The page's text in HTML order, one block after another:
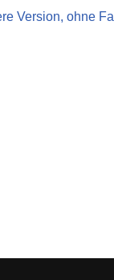
Version, ohne